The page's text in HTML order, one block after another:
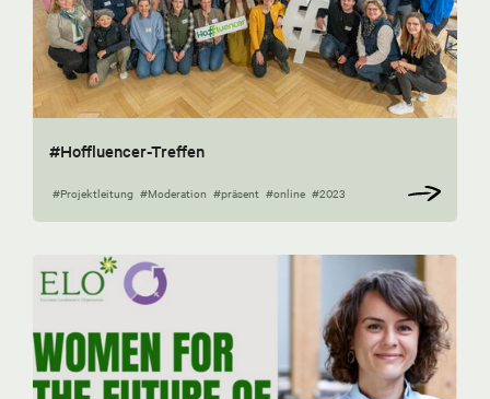
#Hoffluencer-Treffen
#Projektleitung #Moderation #präsent #online #2023